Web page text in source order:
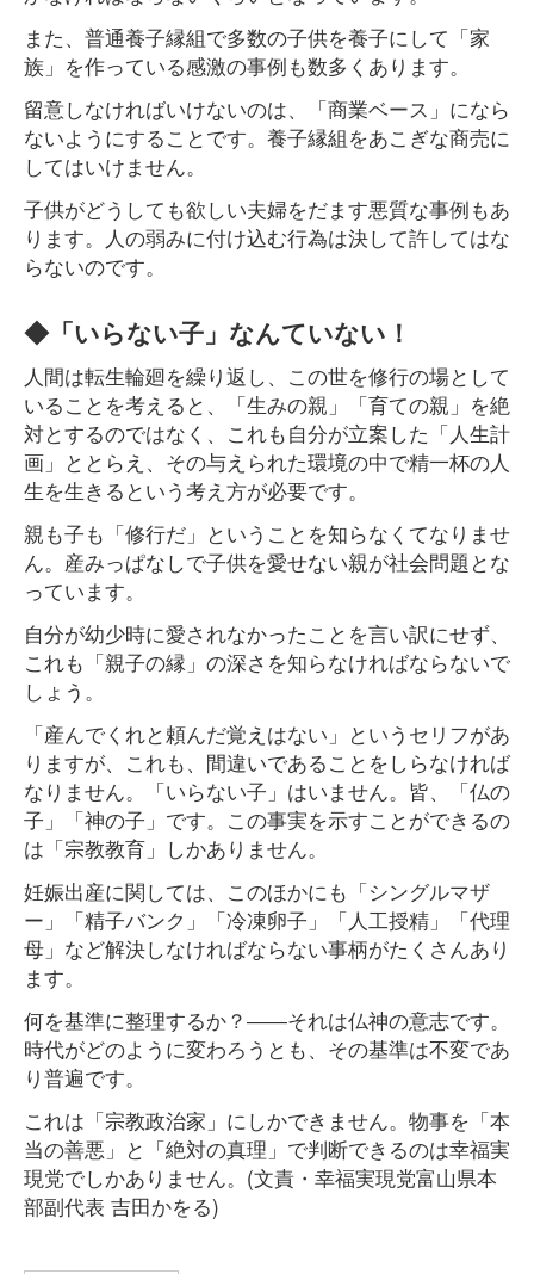
また、普通養子縁組で多数の子供を養子にして「家
族」を作っている感激の事例も数多くあります。
留意しなければいけないのは、「商業ベース」になら
ないようにすることです。養子縁組をあこぎな商売に
してはいけません。
子供がどうしても欲しい夫婦をだます悪質な事例もあ
ります。人の弱みに付け込む行為は決して許してはな
らないのです。
◆「いらない子」なんていない！
人間は転生輪廻を繰り返し、この世を修行の場として
いることを考えると、「生みの親」「育ての親」を絶
対とするのではなく、これも自分が立案した「人生計
画」ととらえ、その与えられた環境の中で精一杯の人
生を生きるという考え方が必要です。
親も子も「修行だ」ということを知らなくてなりませ
ん。産みっぱなしで子供を愛せない親が社会問題とな
っています。
自分が幼少時に愛されなかったことを言い訳にせず、
これも「親子の縁」の深さを知らなければならないで
しょう。
「産んでくれと頼んだ覚えはない」というセリフがあ
りますが、これも、間違いであることをしらなければ
なりません。「いらない子」はいません。皆、「仏の
子」「神の子」です。この事実を示すことができるの
は「宗教教育」しかありません。
妊娠出産に関しては、このほかにも「シングルマザ
ー」「精子バンク」「冷凍卵子」「人工授精」「代理
母」など解決しなければならない事柄がたくさんあり
ます。
何を基準に整理するか？――それは仏神の意志です。
時代がどのように変わろうとも、その基準は不変であ
り普遍です。
これは「宗教政治家」にしかできません。物事を「本
当の善悪」と「絶対の真理」で判断できるのは幸福実
現党でしかありません。(文責・幸福実現党富山県本
部副代表 吉田かをる)